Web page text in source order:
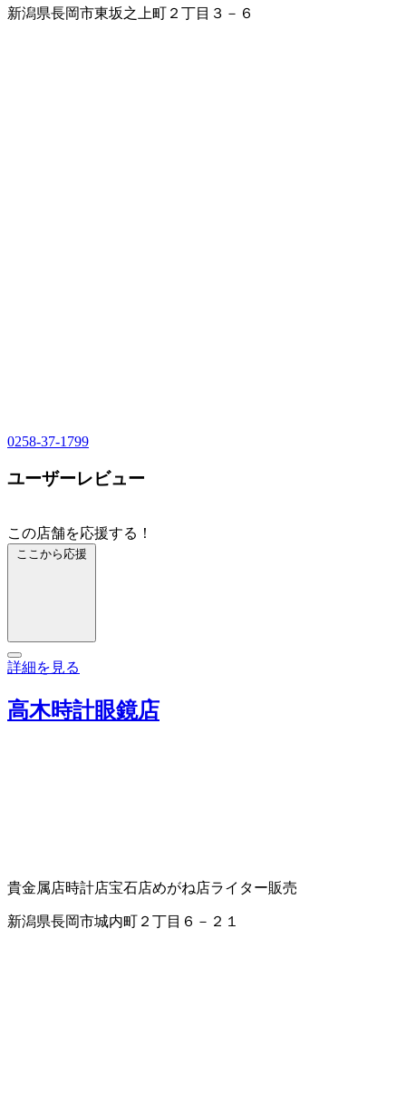
新潟県長岡市東坂之上町２丁目３－６
0258-37-1799
ユーザーレビュー
この店舗を応援する！
ここから応援
詳細を見る
高木時計眼鏡店
貴金属店時計店宝石店めがね店ライター販売
新潟県長岡市城内町２丁目６－２１